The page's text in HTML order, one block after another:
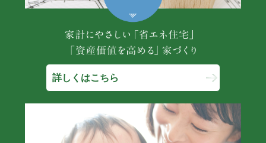
詳しくはこちら